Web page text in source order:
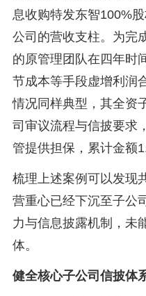
息收购特发东智100%
公司的营收支柱。为完
的原管理团队在四年时
节成本等手段虚增利润
情况同样典型，其全资
司审议流程与信披要求
管提供担保，累计金额
梳理上述案例可以发现
营重心已经下沉至子公
力与信息披露机制，未
体。
健全核心子公司信披体